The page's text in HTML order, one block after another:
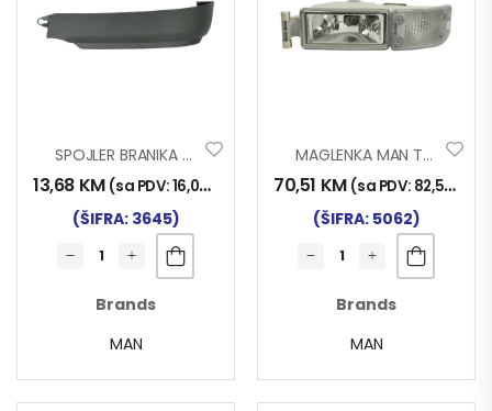
SPOJLER BRANIKA MAN TGX TKZ. GOLUB LIJ.
13,68 KM (sa PDV:16,00
(ŠIFRA: 3645)
Brands
MAN
MAGLENKA MAN TG-A TR BIJELA LIJEVA
70,51 KM (sa PDV: 82,50
(ŠIFRA: 5062)
Brands
MAN